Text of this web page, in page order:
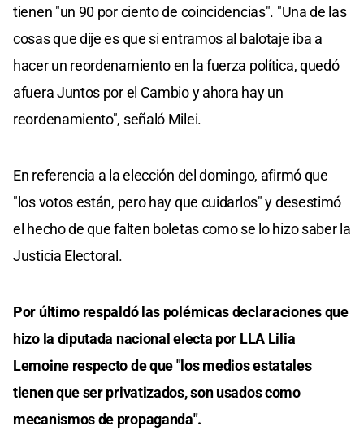
tienen "un 90 por ciento de coincidencias". "Una de las
cosas que dije es que si entramos al balotaje iba a
hacer un reordenamiento en la fuerza política, quedó
afuera Juntos por el Cambio y ahora hay un
reordenamiento", señaló Milei.
En referencia a la elección del domingo, afirmó que
"los votos están, pero hay que cuidarlos" y desestimó
el hecho de que falten boletas como se lo hizo saber la
Justicia Electoral.
Por último respaldó las polémicas declaraciones que
hizo la diputada nacional electa por LLA Lilia
Lemoine respecto de que "los medios estatales
tienen que ser privatizados, son usados como
mecanismos de propaganda".